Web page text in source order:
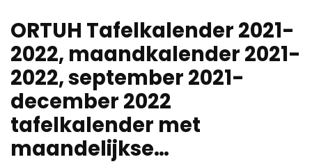
ORTUH Tafelkalender 2021-
2022, maandkalender 2021-
2022, september 2021-
december 2022
tafelkalender met
maandelijkse…